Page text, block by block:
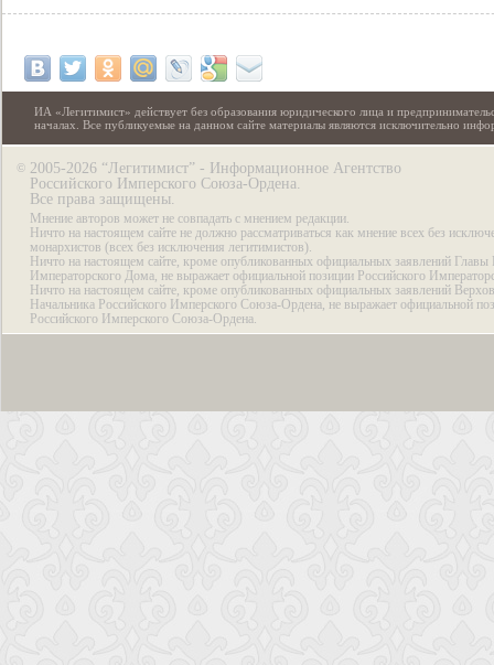
ИА «Легитимист» действует без образования юридического лица и
началах. Все публикуемые на данном сайте материалы являются исключительно
© 2005-2026 “Легитимист” - Информационное Агентство
Российского Имперского Союза-Ордена.
Все права защищены.
Мнение авторов может не совпадать с мнением редакции.
Ничто на настоящем сайте не должно рассматриваться как мнение всех без
монархистов (всех без исключения легитимистов).
Ничто на настоящем сайте, кроме опубликованных официальных заявлений Главы
Императорского Дома, не выражает официальной позиции Российского
Ничто на настоящем сайте, кроме опубликованных официальных заявлений
Начальника Российского Имперского Союза-Ордена, не выражает официальной
Российского Имперского Союза-Ордена.